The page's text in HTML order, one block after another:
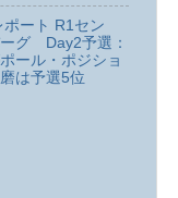
ート R1セン
ーグ Day2予選：
ール・ポジショ
は予選5位